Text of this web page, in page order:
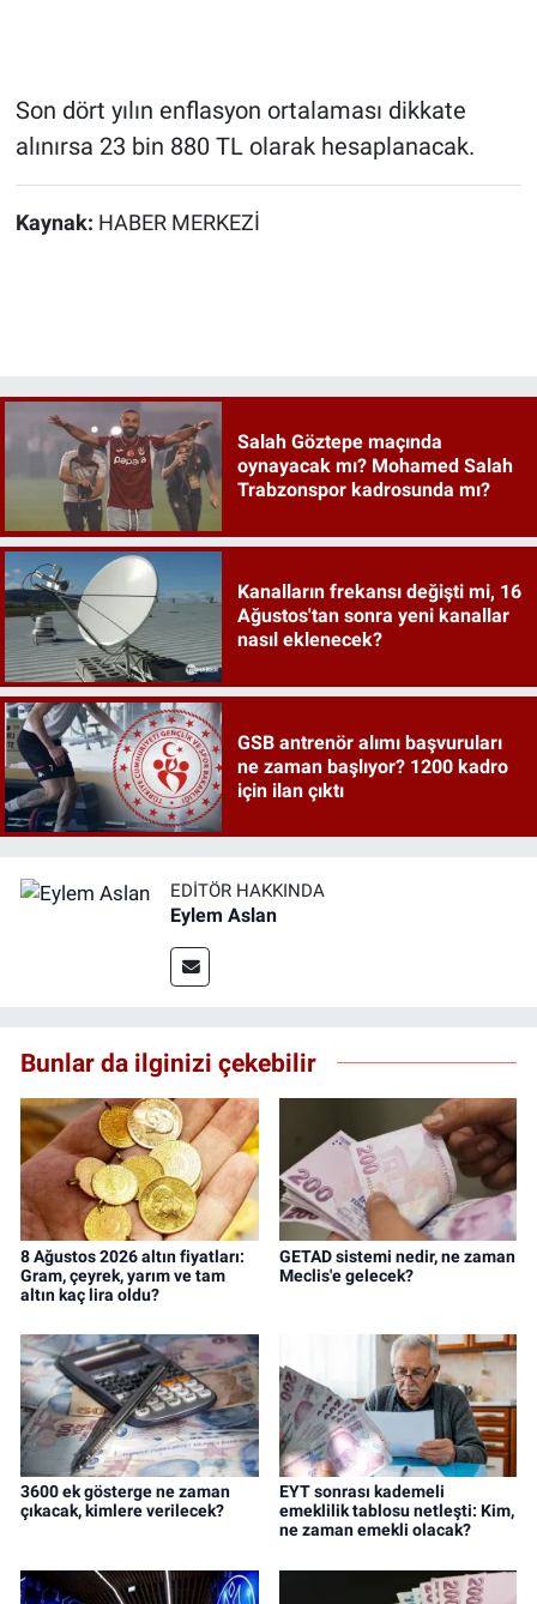
Son dört yılın enflasyon ortalaması dikkate
alınırsa 23 bin 880 TL olarak hesaplanacak.
Kaynak: HABER MERKEZİ
Salah Göztepe maçında
oynayacak mı? Mohamed Salah
Trabzonspor kadrosunda mı?
Kanalların frekansı değişti mi, 16
Ağustos'tan sonra yeni kanallar
nasıl eklenecek?
GSB antrenör alımı başvuruları
ne zaman başlıyor? 1200 kadro
için ilan çıktı
EDITÖR HAKKINDA
Eylem Aslan
Bunlar da ilginizi çekebilir
8 Ağustos 2026 altın fiyatları:
Gram, çeyrek, yarım ve tam
altın kaç lira oldu?
GETAD sistemi nedir, ne zaman
Meclis'e gelecek?
3600 ek gösterge ne zaman
çıkacak, kimlere verilecek?
EYT sonrası kademeli
emeklilik tablosu netleşti: Kim,
ne zaman emekli olacak?